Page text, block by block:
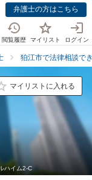
弁護士の方はこちら
閲覧履歴 マイリスト ログイン
狛江市で法律相談で
マイリストに入れる
ハイム2-C